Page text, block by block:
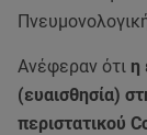
Ανέφεραν ότι η
(ευαισθησία)
περιστατικού